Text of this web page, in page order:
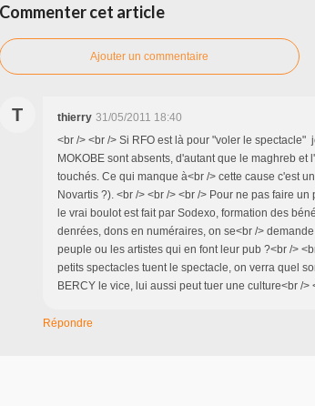
Commenter cet article
Ajouter un commentaire
T thierry 31/05/2011 18:40
<br /> <br /> Si RFO est là pour "voler le spectacle"
MOKOBE sont absents, d'autant que le maghreb
touchés. Ce qui manque à<br /> cette cause c'est
Novartis ?). <br /> <br /> <br /> Pour ne pas faire
le vrai boulot est fait par Sodexo, formation des
denrées, dons en numéraires, on se<br />
peuple ou les artistes qui en font leur pub ?<br />
petits spectacles tuent le spectacle, on verra quel
BERCY le vice, lui aussi peut tuer une culture<br />
Répondre